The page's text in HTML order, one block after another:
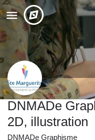
DNMADe
2D, illustration
DNMADe Graphisme